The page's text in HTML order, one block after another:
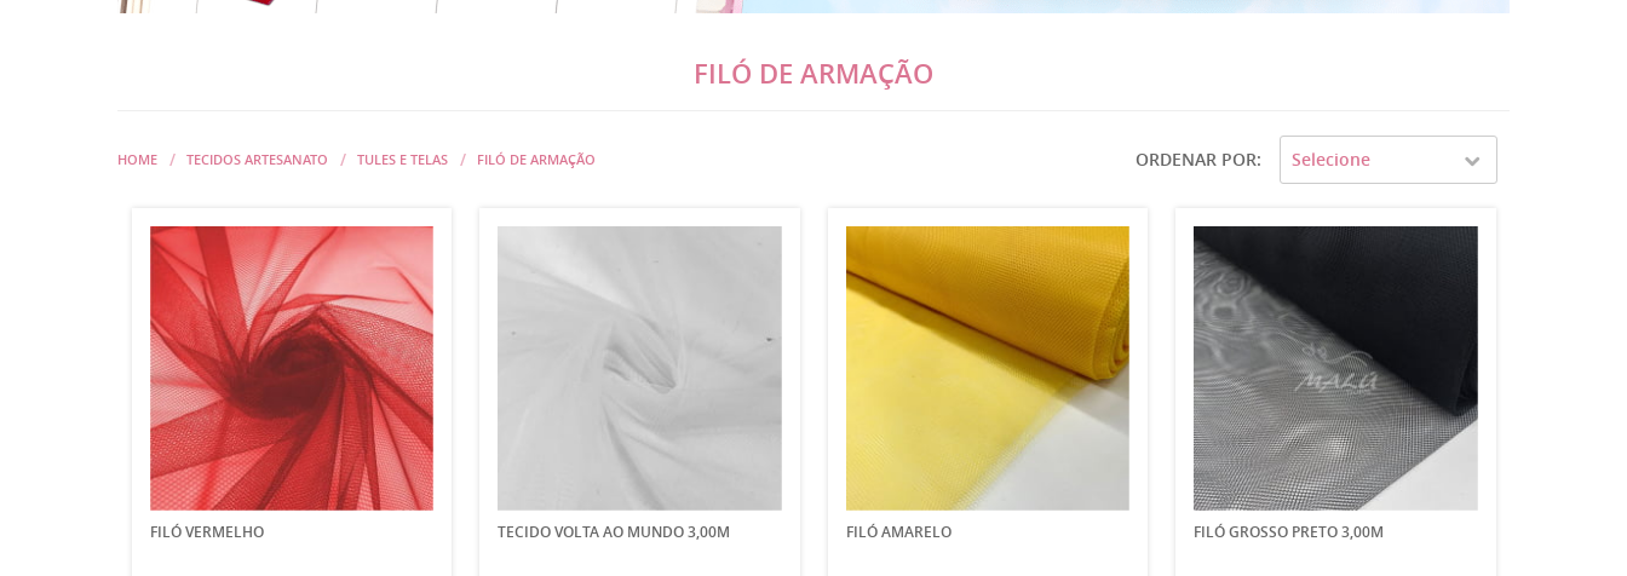
FILÓ DE ARMAÇÃO
HOME TECIDOS ARTESANATO TULES E TELAS FILÓ DE ARMAÇÃO ORDENAR POR Selecione
FILÓ VERMELHO TECIDO VOLTA AO MUNDO 3,00M FILÓ AMARELO FILÓ GROSSO PRETO 3,00M